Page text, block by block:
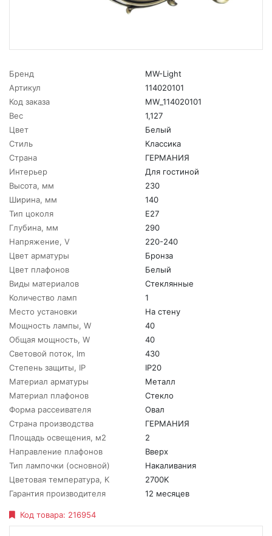
Бренд
MW-Light
Артикул
114020101
Код заказа
MW_114020101
Вес
1,127
Цвет
Белый
Стиль
Классика
Страна
ГЕРМАНИЯ
Интерьер
Для гостиной
Высота, мм
230
Ширина, мм
140
Тип цоколя
E27
Глубина, мм
290
Напряжение, V
220-240
Цвет арматуры
Бронза
Цвет плафонов
Белый
Виды материалов
Стеклянные
Количество ламп
1
Место установки
На стену
Мощность лампы, W
40
Общая мощность, W
40
Световой поток, lm
430
Степень защиты, IP
IP20
Материал арматуры
Металл
Материал плафонов
Стекло
Форма рассеивателя
Овал
Страна производства
ГЕРМАНИЯ
Площадь освещения, м2
2
Направление плафонов
Вверх
Тип лампочки (основной)
Накаливания
Цветовая температура, K
2700K
Гарантия производителя
12 месяцев
Код товара: 216954